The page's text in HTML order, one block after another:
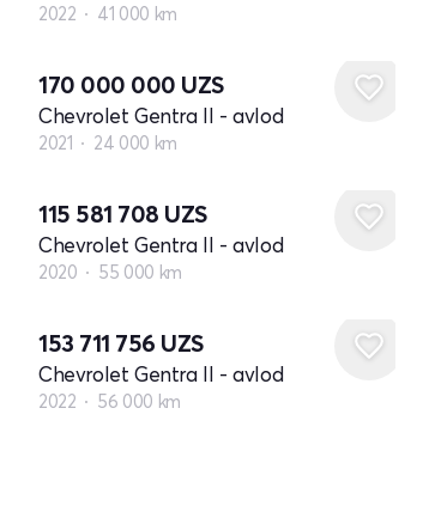
2022 41 000 km
170 000 000 UZS
Chevrolet Gentra II - avlod
2021 24 000 km
115 581 708 UZS
Chevrolet Gentra II - avlod
2020 55 000 km
153 711 756 UZS
Chevrolet Gentra II - avlod
2022 56 000 km